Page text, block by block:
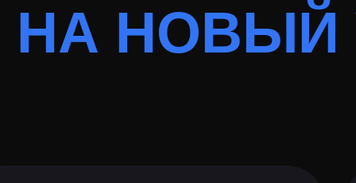
НА НОВЫЙ